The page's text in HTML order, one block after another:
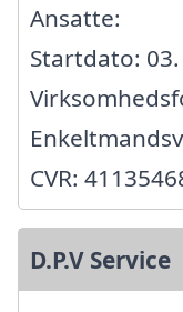
Ansatte:
Startdato:
CVR:
D.P.V Service